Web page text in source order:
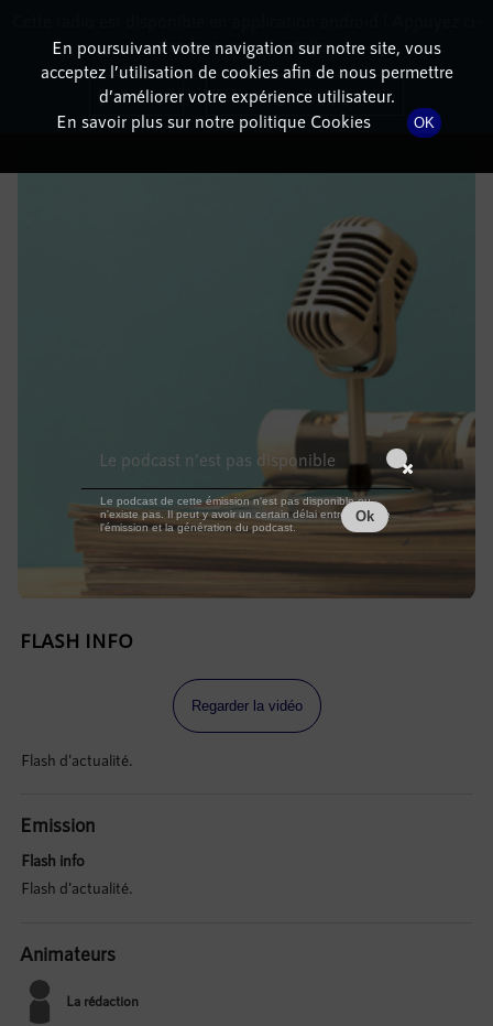
DÉTAILS DE L'ÉPISODE
18 juin 2022 à 5h59, durée : Invalid date
FLASH INFO
Regarder la vidéo
Flash d'actualité.
Emission
Flash info
Flash d'actualité.
Animateurs
La rédaction
En poursuivant votre navigation sur notre site, vous
acceptez l’utilisation de cookies afin de nous permettre
d’améliorer votre expérience utilisateur.
En savoir plus sur notre politique Cookies
OK
dessous pour l'installer.
Non merci Télécharger l'application
Le podcast n'est pas disponible
Le podcast de cette émission n'est pas disponible ou
n'existe pas. Il peut y avoir un certain délai entre la fin de
l'émission et la génération du podcast.
Ok